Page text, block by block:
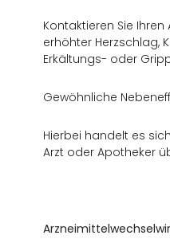
Kontaktieren Sie
erhöhter Herzschlag,
Erkältungs- oder
Gewöhnliche
Hierbei handelt es
Arzt oder Apotheker